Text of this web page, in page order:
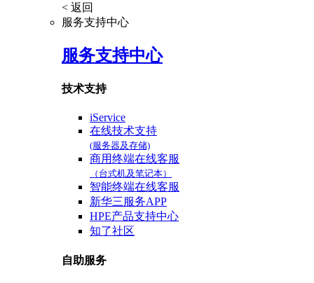
< 返回
服务支持中心
服务支持中心
技术支持
iService
在线技术支持
(服务器及存储)
商用终端在线客服
（台式机及笔记本）
智能终端在线客服
新华三服务APP
HPE产品支持中心
知了社区
自助服务